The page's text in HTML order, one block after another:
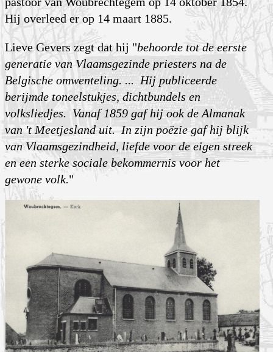
Hij overleed er op 14 maart 1885.
Lieve Gevers zegt dat hij "behoorde tot de eerste
generatie van Vlaamsgezinde priesters na de
Belgische omwenteling. ... Hij publiceerde
berijmde toneelstukjes, dichtbundels en
volksliedjes. Vanaf 1859 gaf hij ook de Almanak
van 't Meetjesland uit. In zijn poëzie gaf hij blijk
van Vlaamsgezindheid, liefde voor de eigen streek
en een sterke sociale bekommernis voor het
gewone volk."